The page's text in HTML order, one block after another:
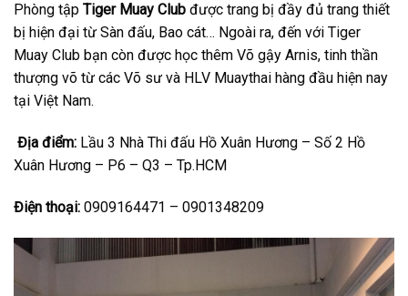
Phòng tập Tiger Muay Club được trang bị đầy đủ trang thiết
bị hiện đại từ Sàn đấu, Bao cát… Ngoài ra, đến với Tiger
Muay Club bạn còn được học thêm Võ gậy Arnis, tinh thần
thượng võ từ các Võ sư và HLV Muaythai hàng đầu hiện nay
tại Việt Nam.
Địa điểm: Lầu 3 Nhà Thi đấu Hồ Xuân Hương – Số 2 Hồ
Xuân Hương – P6 – Q3 – Tp.HCM
Điện thoại: 0909164471 – 0901348209